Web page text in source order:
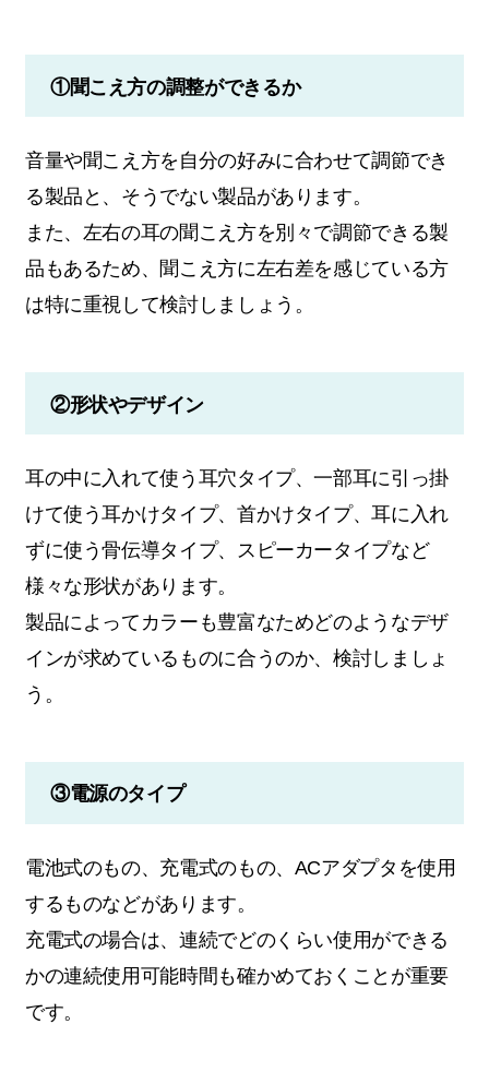
①聞こえ方の調整ができるか
音量や聞こえ方を自分の好みに合わせて調節でき
る製品と、そうでない製品があります。
また、左右の耳の聞こえ方を別々で調節できる製
品もあるため、聞こえ方に左右差を感じている方
は特に重視して検討しましょう。
②形状やデザイン
耳の中に入れて使う耳穴タイプ、一部耳に引っ掛
けて使う耳かけタイプ、首かけタイプ、耳に入れ
ずに使う骨伝導タイプ、スピーカータイプなど
様々な形状があります。
製品によってカラーも豊富なためどのようなデザ
インが求めているものに合うのか、検討しましょ
う。
③電源のタイプ
電池式のもの、充電式のもの、ACアダプタを使用
するものなどがあります。
充電式の場合は、連続でどのくらい使用ができる
かの連続使用可能時間も確かめておくことが重要
です。